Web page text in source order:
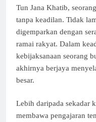
Tun Jana Khatib,
tanpa keadilan. Tidak
digemparkan dengan
ramai rakyat. Dalam
kebijaksanaan seorang
akhirnya berjaya
besar.
Lebih daripada sekadar
membawa pengajaran